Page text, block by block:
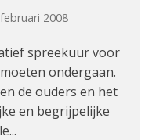
2008
spreekuur voor
ondergaan.
de ouders en het
en begrijpelijke